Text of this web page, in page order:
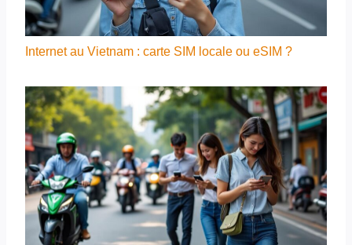
Internet au Vietnam : carte SIM locale ou eSIM ?